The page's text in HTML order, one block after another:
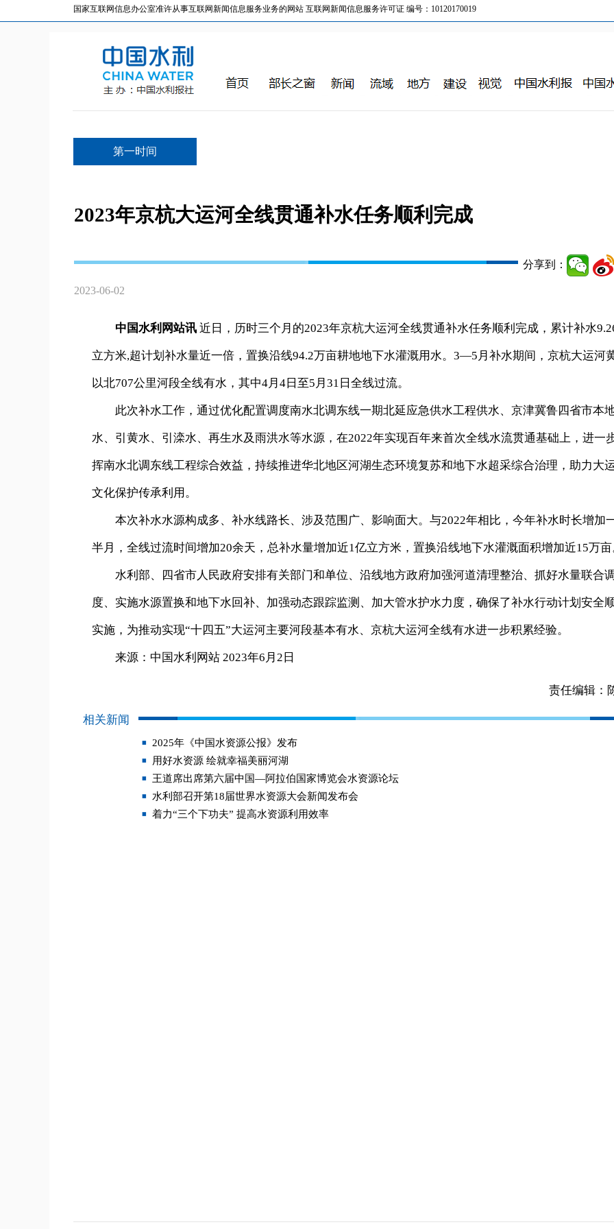
国家互联网信息办公室准许从事互联网新闻信息服务业务的网站 互联网新闻信息服务许可证 编号：10120170019
第一时间
2023年京杭大运河全线贯通补水任务顺利完成
分享到：
2023-06-02
中国水利网站讯 近日，历时三个月的2023年京杭大运河全线贯通补水任务顺利完成，累计补水
立方米,超计划补水量近一倍，置换沿线94.2万亩耕地地下水灌溉用水。3—5月补水期间，京杭大运河
以北707公里河段全线有水，其中4月4日至5月31日全线过流。
此次补水工作，通过优化配置调度南水北调东线一期北延应急供水工程供水、京津冀鲁四省市本
水、引黄水、引滦水、再生水及雨洪水等水源，在2022年实现百年来首次全线水流贯通基础上，进一
挥南水北调东线工程综合效益，持续推进华北地区河湖生态环境复苏和地下水超采综合治理，助力大
文化保护传承利用。
本次补水水源构成多、补水线路长、涉及范围广、影响面大。与2022年相比，今年补水时长增加
半月，全线过流时间增加20余天，总补水量增加近1亿立方米，置换沿线地下水灌溉面积增加近15万
水利部、四省市人民政府安排有关部门和单位、沿线地方政府加强河道清理整治、抓好水量联合
度、实施水源置换和地下水回补、加强动态跟踪监测、加大管水护水力度，确保了补水行动计划安全
实施，为推动实现“十四五”大运河主要河段基本有水、京杭大运河全线有水进一步积累经验。
来源：中国水利网站 2023年6月2日
责任编辑：
相关新闻
2025年《中国水资源公报》发布
用好水资源 绘就幸福美丽河湖
王道席出席第六届中国—阿拉伯国家博览会水资源论坛
水利部召开第18届世界水资源大会新闻发布会
着力“三个下功夫” 提高水资源利用效率